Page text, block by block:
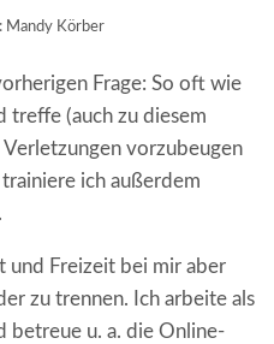
Mandy Körber
Frage: So oft wie
treffe (auch zu diesem
Verletzungen vorzubeugen
ich außerdem
.
und Freizeit bei mir aber
zu trennen. Ich arbeite als
betreue u. a. die Online-